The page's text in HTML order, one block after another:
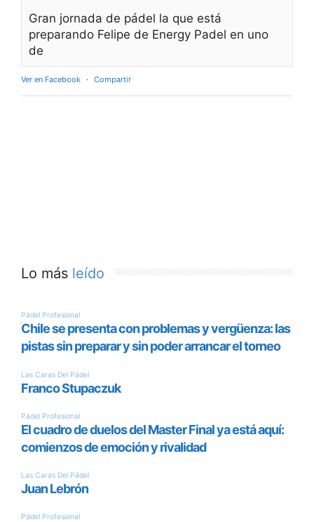
Gran jornada de pádel la que está
preparando Felipe de Energy Padel en uno
de
Ver en Facebook · Compartir
Lo más leído